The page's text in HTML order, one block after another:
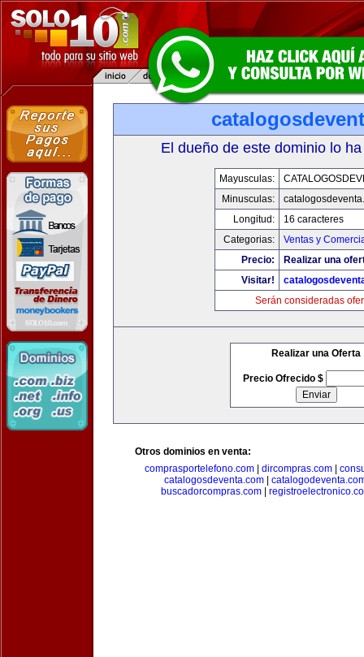
El dueño de este dominio lo
Mayusculas:
Minusculas:
Longitud:
16 caracteres
Categorias:
Ventas y
Precio:
Realizar una
Visitar!
Serán consideradas
Realizar una Oferta
Precio Ofrecido $
Otros dominios en venta:
comprasportelefono.com
dircompras.com
catalogosdeventa.com
buscadorcompras.com